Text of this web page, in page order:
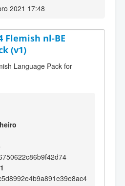
2021 17:48
Flemish nl-BE
(v1)
Language Pack for